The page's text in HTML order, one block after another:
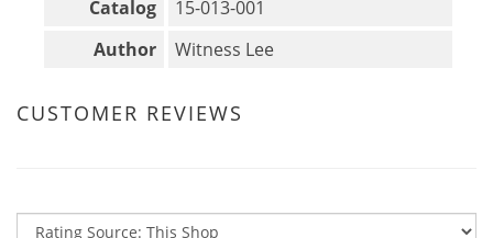
Catalog
15-013-001
Author
Witness Lee
CUSTOMER REVIEWS